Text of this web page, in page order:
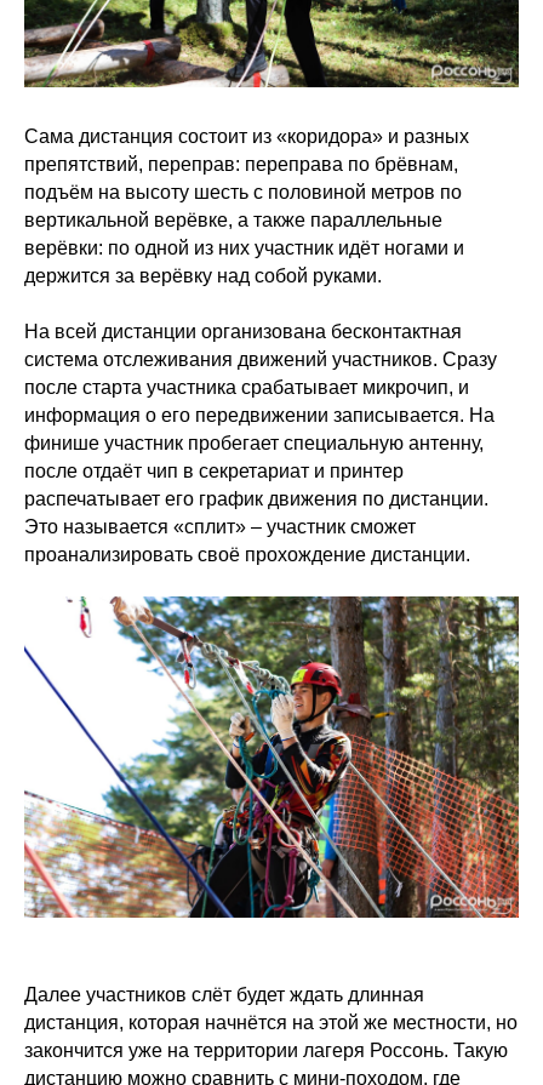
Сама дистанция состоит из «коридора» и разных
препятствий, переправ: переправа по брёвнам,
подъём на высоту шесть с половиной метров по
вертикальной верёвке, а также параллельные
верёвки: по одной из них участник идёт ногами и
держится за верёвку над собой руками.
На всей дистанции организована бесконтактная
система отслеживания движений участников. Сразу
после старта участника срабатывает микрочип, и
информация о его передвижении записывается. На
финише участник пробегает специальную антенну,
после отдаёт чип в секретариат и принтер
распечатывает его график движения по дистанции.
Это называется «сплит» – участник сможет
проанализировать своё прохождение дистанции.
Далее участников слёт будет ждать длинная
дистанция, которая начнётся на этой же местности, но
закончится уже на территории лагеря Россонь. Такую
дистанцию можно сравнить с мини-походом, где